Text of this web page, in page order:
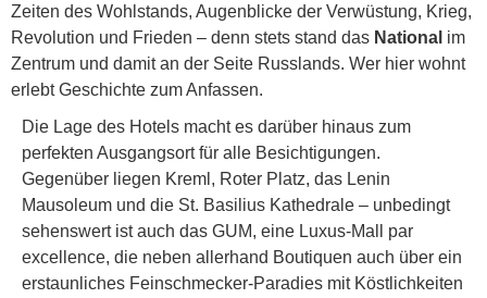
Zeiten des Wohlstands, Augenblicke der Verwüstung, Krieg,
Revolution und Frieden – denn stets stand das National im
Zentrum und damit an der Seite Russlands. Wer hier wohnt
erlebt Geschichte zum Anfassen.
Die Lage des Hotels macht es darüber hinaus zum
perfekten Ausgangsort für alle Besichtigungen.
Gegenüber liegen Kreml, Roter Platz, das Lenin
Mausoleum und die St. Basilius Kathedrale – unbedingt
sehenswert ist auch das GUM, eine Luxus-Mall par
excellence, die neben allerhand Boutiquen auch über ein
erstaunliches Feinschmecker-Paradies mit Köstlichkeiten